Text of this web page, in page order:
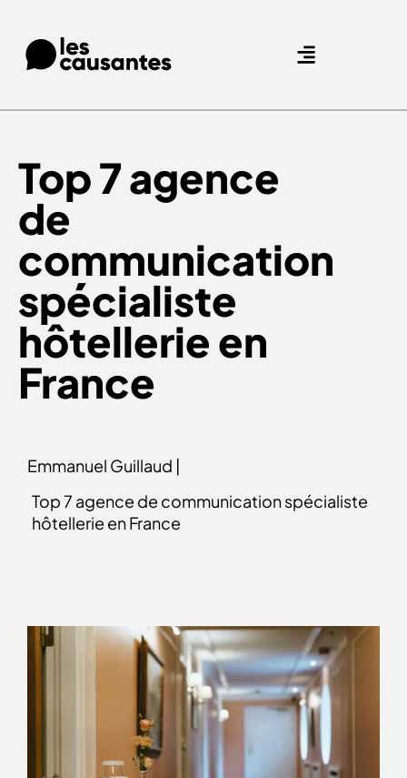
Top 7 agence
de
communication
spécialiste
hôtellerie en
France
Emmanuel Guillaud |
Top 7 agence de communication spécialiste
hôtellerie en France